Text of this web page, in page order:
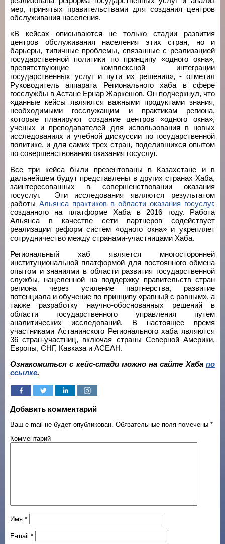
мер, принятых правительствами для создания центров
обслуживания населения.
«В кейсах описываются не только стадии развития
центров обслуживания населения этих стран, но и
барьеры, типичные проблемы, связанные с реализацией
государственной политики по принципу «одного окна»,
препятствующие комплексной интеграции
государственных услуг и пути их решения», - отметил
Руководитель аппарата Регионального хаба в сфере
госслужбы в Астане Ернар Жаркешов. Он подчеркнул, что
«данные кейсы являются важными продуктами знания,
необходимыми госслужащим и практикам региона,
которые планируют создание центров «одного окна»,
ученых и преподавателей для использования в новых
исследованиях и учебной дискуссии по государственной
политике, и для самих трех стран, поделившихся опытом
по совершенствованию оказания госуслуг.
Все три кейса были презентованы в Казахстане и в
дальнейшем будут представлены в других странах Хаба,
заинтересованных в совершенствовании оказания
госуслуг. Эти исследования являются результатом
работы Альянса практиков в области оказания госуслуг,
созданного на платформе Хаба в 2016 году. Работа
Альянса в качестве сети партнеров содействует
реализации реформ систем «одного окна» и укрепляет
сотрудничество между странами-участницами Хаба.
Региональный хаб является многосторонней
институциональной платформой для постоянного обмена
опытом и знаниями в области развития государственной
службы, нацеленной на поддержку правительств стран
региона через усиление партнерства, развитие
потенциала и обучение по принципу «равный с равным», а
также разработку научно-обоснованных решений в
области государственного управления путем
аналитических исследований. В настоящее время
участниками Астанинского Регионального хаба являются
36 стран-участниц, включая страны Северной Америки,
Европы, СНГ, Кавказа и AСEAН.
Ознакомиться с кейс-стади можно на сайте Хаба по
ссылке.
Добавить комментарий
Ваш e-mail не будет опубликован. Обязательные поля помечены *
Комментарий
Имя *
E-mail *